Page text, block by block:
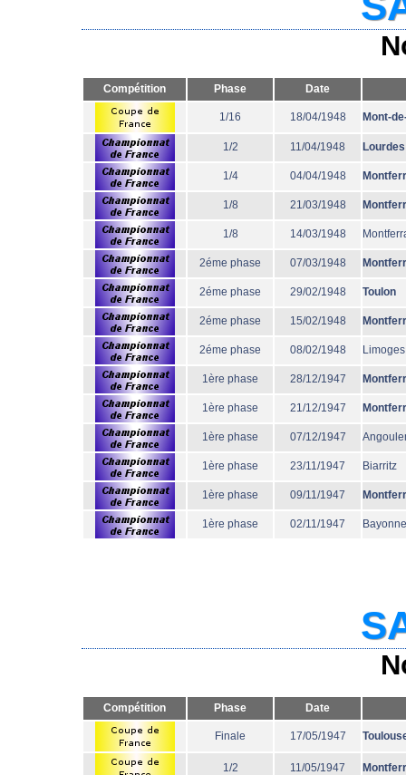
Compétition Phase Date
1/16 18/04/1948 Mont-
1/2 11/04/1948 Lourdes
1/4 04/04/1948
1/8 21/03/1948
1/8 14/03/1948
2éme phase 07/03/1948
2éme phase 29/02/1948 Toulon
2éme phase 15/02/1948
2éme phase 08/02/1948 Limoges
1ère phase 28/12/1947
1ère phase 21/12/1947
1ère phase 07/12/1947
1ère phase 23/11/1947 Biarritz
1ère phase 09/11/1947
1ère phase 02/11/1947 Bayonne
Compétition Phase Date
Finale 17/05/1947
1/2 11/05/1947